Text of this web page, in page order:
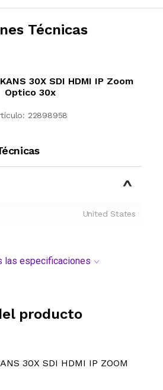
Técnicas
30X SDI HDMI IP Zoom
Optico 30x
22898958
United States
las especificaciones
producto
30X SDI HDMI IP ZOOM